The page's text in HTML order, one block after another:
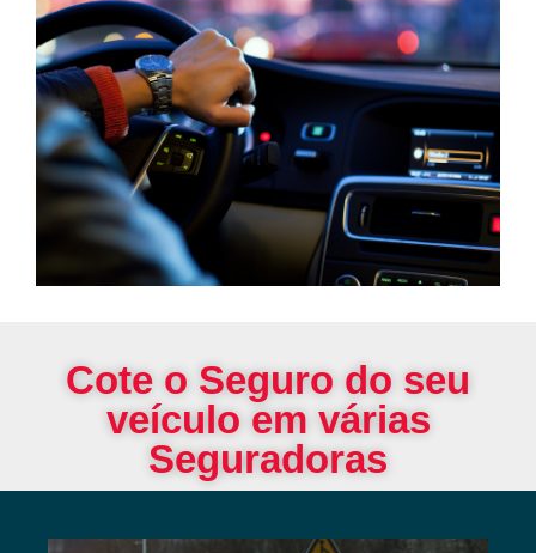
Cote o Seguro do seu
veículo em várias
Seguradoras